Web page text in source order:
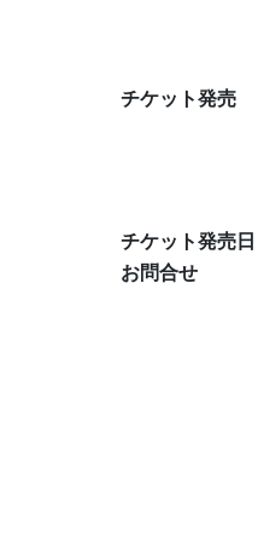
チケット発売
チケット発売日
お問合せ